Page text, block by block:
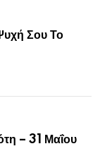
Σου Το
– 31 Μαΐου